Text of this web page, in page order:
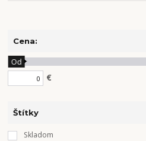
Cena:
€
Od
Štítky
Skladom